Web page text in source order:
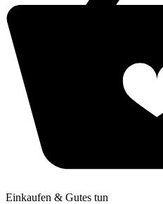
Einkaufen & Gutes tun